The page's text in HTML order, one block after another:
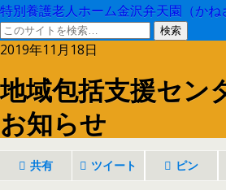
特別養護老人ホーム金沢弁天園（かね
2019年11月18日
地域包括支援セン
お知らせ
共有 ツイート ピン